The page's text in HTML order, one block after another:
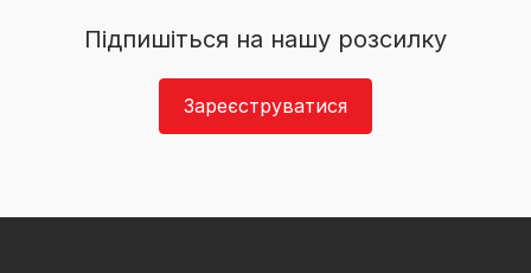
Підпишіться на нашу розсилку
Зареєструватися